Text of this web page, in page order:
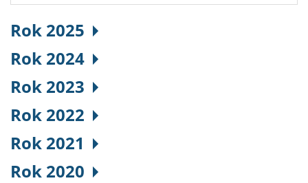
Rok 2025
Rok 2024
Rok 2023
Rok 2022
Rok 2021
Rok 2020